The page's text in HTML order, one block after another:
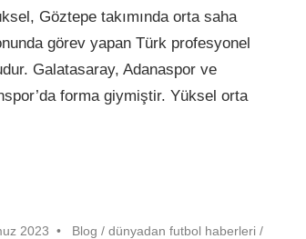
Göztepe takımında orta saha
görev yapan Türk profesyonel
Galatasaray, Adanaspor ve
forma giymiştir. Yüksel orta
2023 Blog /dünyadan futbol haberleri /